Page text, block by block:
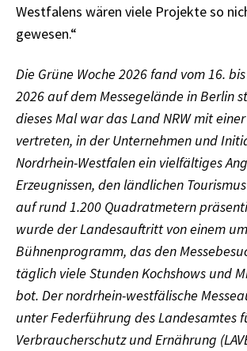
Westfalens wären viele Projekte so
gewesen.“
Die Grüne Woche 2026 fand vom 16.
2026 auf dem Messegelände in Berlin
dieses Mal war das Land NRW mit
vertreten, in der Unternehmen und
Nordrhein-Westfalen ein vielfältiges
Erzeugnissen, den ländlichen Tourismus
auf rund 1.200 Quadratmetern
wurde der Landesauftritt von einem
Bühnenprogramm, das den
täglich viele Stunden Kochshows und
bot. Der nordrhein-westfälische
unter Federführung des Landesamtes
Verbraucherschutz und Ernährung